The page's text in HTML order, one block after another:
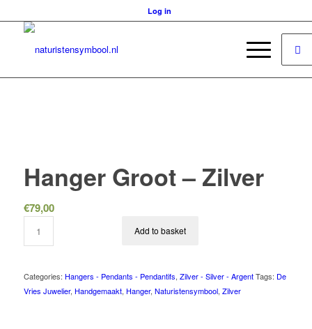
Log in
Hanger Groot – Zilver
€79,00
Add to basket
Categories: Hangers - Pendants - Pendantifs, Zilver - Silver - Argent Tags: De
Vries Juwelier, Handgemaakt, Hanger, Naturistensymbool, Zilver